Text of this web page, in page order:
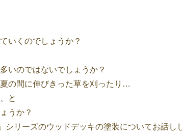
いくのでしょうか？
いのではないでしょうか？
の間に伸びきった草を刈ったり…
と
うか？
リーズのウッドデッキの塗装についてお話し